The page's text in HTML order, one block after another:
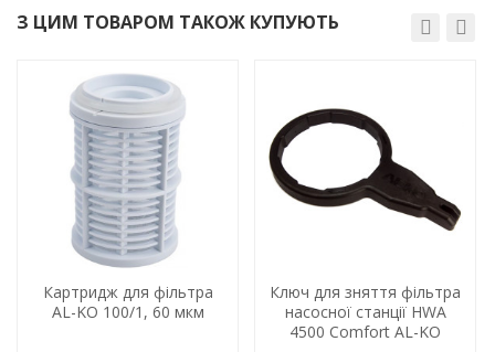
З ЦИМ ТОВАРОМ ТАКОЖ КУПУЮТЬ
Картридж для фільтра
AL-KO 100/1, 60 мкм
Ключ для зняття фільтра
насосної станції HWA
4500 Comfort AL-KO